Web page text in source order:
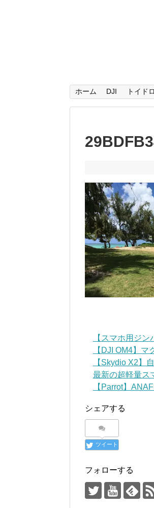
ホーム DJI トイド
【スマホ用ジ
【DJI OM4】
【Skydio X2】
最新の超軽量ス
【Parrot】
シェアする
ツイート
フォローする